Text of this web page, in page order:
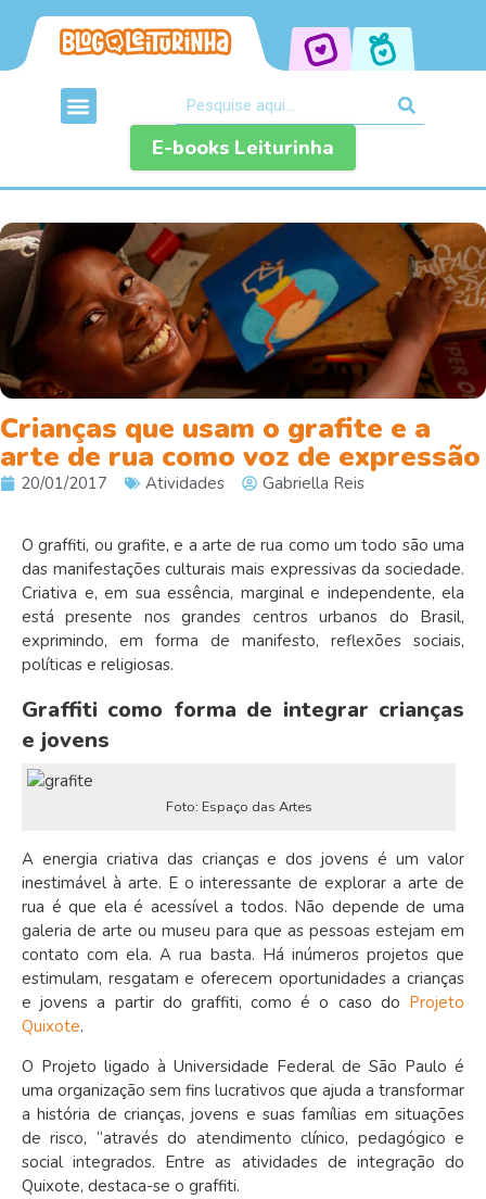
E-books Leiturinha
Crianças que usam o grafite e a
arte de rua como voz de expressão
20/01/2017 Atividades Gabriella Reis
O graffiti, ou grafite, e a arte de rua como um todo são uma
das manifestações culturais mais expressivas da sociedade.
Criativa e, em sua essência, marginal e independente, ela
está presente nos grandes centros urbanos do Brasil,
exprimindo, em forma de manifesto, reflexões sociais,
políticas e religiosas.
Graffiti como forma de integrar crianças
e jovens
Foto: Espaço das Artes
A energia criativa das crianças e dos jovens é um valor
inestimável à arte. E o interessante de explorar a arte de
rua é que ela é acessível a todos. Não depende de uma
galeria de arte ou museu para que as pessoas estejam em
contato com ela. A rua basta. Há inúmeros projetos que
estimulam, resgatam e oferecem oportunidades a crianças
e jovens a partir do graffiti, como é o caso do Projeto
Quixote.
O Projeto ligado à Universidade Federal de São Paulo é
uma organização sem fins lucrativos que ajuda a transformar
a história de crianças, jovens e suas famílias em situações
de risco, “através do atendimento clínico, pedagógico e
social integrados. Entre as atividades de integração do
Quixote, destaca-se o graffiti.